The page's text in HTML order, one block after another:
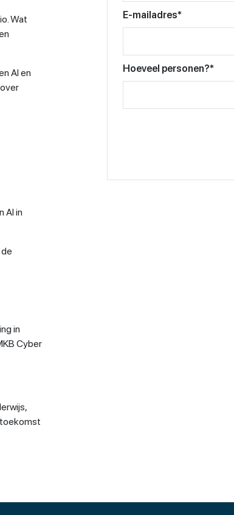
Wat
AI en
AI in
in
Cyber
E-mailadres*
Hoeveel personen?*